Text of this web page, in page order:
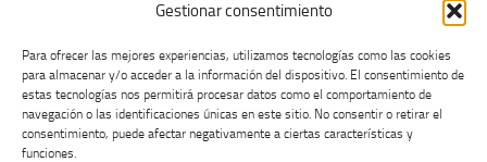
Gestionar consentimiento
Para ofrecer las mejores experiencias, utilizamos tecnologías como las cookies
para almacenar y/o acceder a la información del dispositivo. El consentimiento de
estas tecnologías nos permitirá procesar datos como el comportamiento de
navegación o las identificaciones únicas en este sitio. No consentir o retirar el
consentimiento, puede afectar negativamente a ciertas características y
funciones.
Portugal
princ
RAI
Red Sebastian